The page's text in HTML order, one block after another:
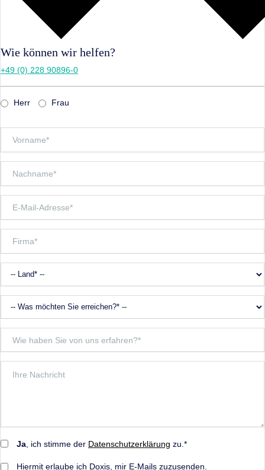
Wie können wir helfen?
+49 (0) 228 90896-0
Herr Frau
Ja , ich stimme der Datenschutzerklärung zu.*
Hiermit erlaube ich Doxis, mir E-Mails zuzusenden.